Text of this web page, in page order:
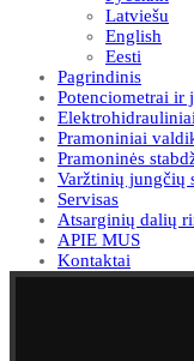
Latviešu
English
Eesti
Pagrindinis
Potenciometrai ir
Pramoniniai
Pramoninės
Varžtinių jungčių
Servisas
Atsarginių dalių
APIE MUS
Kontaktai